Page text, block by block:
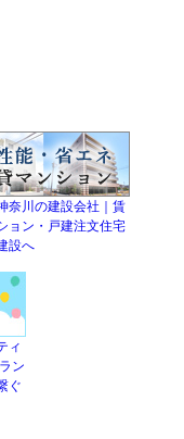
奈川の建設会社｜賃
ョン・戸建注文住宅
設へ
ィ
ン
ぐ